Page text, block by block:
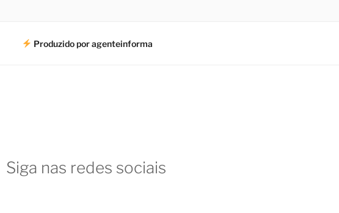
Produzido por agenteinforma
Siga nas redes sociais